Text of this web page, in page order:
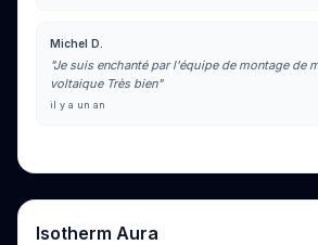
Michel D.
"Je suis enchanté par l'équipe de montage de
voltaique Très bien"
il y a un an
Isotherm Aura